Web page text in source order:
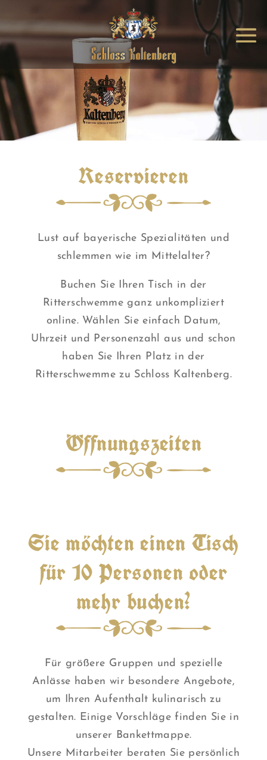
Reservieren
Lust auf bayerische Spezialitäten und
schlemmen wie im Mittelalter?
Buchen Sie Ihren Tisch in der
Ritterschwemme ganz unkompliziert
online. Wählen Sie einfach Datum,
Uhrzeit und Personenzahl aus und schon
haben Sie Ihren Platz in der
Ritterschwemme zu Schloss Kaltenberg.
Öffnungszeiten
Sie möchten einen Tisch
für 10 Personen oder
mehr buchen?
Für größere Gruppen und spezielle
Anlässe haben wir besondere Angebote,
um Ihren Aufenthalt kulinarisch zu
gestalten. Einige Vorschläge finden Sie in
unserer Bankettmappe.
Unsere Mitarbeiter beraten Sie persönlich